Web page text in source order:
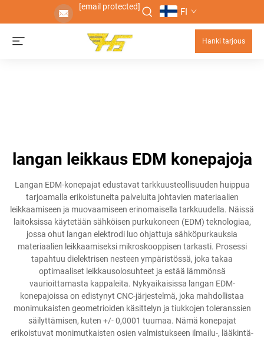
[email protected] FI
Hanki tarjous
langan leikkaus EDM konepajoja
Langan EDM-konepajat edustavat tarkkuusteollisuuden huippua
tarjoamalla erikoistuneita palveluita johtavien materiaalien
leikkaamiseen ja muovaamiseen erinomaisella tarkkuudella. Näissä
laitoksissa käytetään sähköisen purkukoneen (EDM) teknologiaa,
jossa ohut langan elektrodi luo ohjattuja sähköpurkauksia
materiaalien leikkaamiseksi mikroskooppisen tarkasti. Prosessi
tapahtuu dielektrisen nesteen ympäristössä, joka takaa
optimaaliset leikkausolosuhteet ja estää lämmönsä
vaurioittamasta kappaleita. Nykyaikaisissa langan EDM-
konepajoissa on edistynyt CNC-järjestelmä, joka mahdollistaa
monimukaisten geometrioiden käsittelyn ja tiukkojen toleranssien
säilyttämisen, kuten +/- 0,0001 tuumaa. Nämä konepajat
erikoistuvat monimutkaisten osien valmistukseen ilmailu-, lääkintä-